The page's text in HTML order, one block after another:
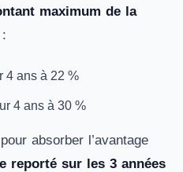
maximum de la
4 ans à 22 %
4 ans à 30 %
absorber l’avantage
reporté sur les 3 années